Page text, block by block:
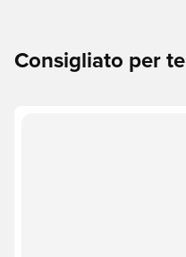
Consigliato per te